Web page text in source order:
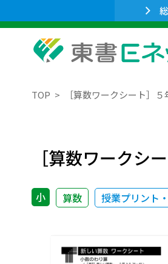
TOP ［算数ワークシート］
［算数ワーク
小 算数 授業プリント